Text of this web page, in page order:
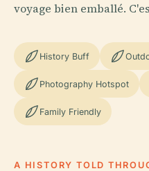
voyage bien emballé.
History Buff
Photography Hotspot
Family Friendly
A HISTORY TOLD